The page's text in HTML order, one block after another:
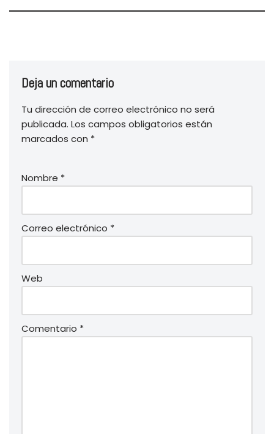
Deja un comentario
Tu dirección de correo electrónico no será
publicada. Los campos obligatorios están
marcados con *
Nombre *
Correo electrónico *
Web
Comentario *